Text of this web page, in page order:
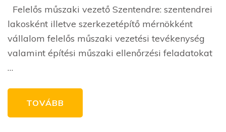
Felelős műszaki vezető Szentendre: szentendrei
lakosként illetve szerkezetépítő mérnökként
vállalom felelős műszaki vezetési tevékenység
valamint építési műszaki ellenőrzési feladatokat
…
TOVÁBB